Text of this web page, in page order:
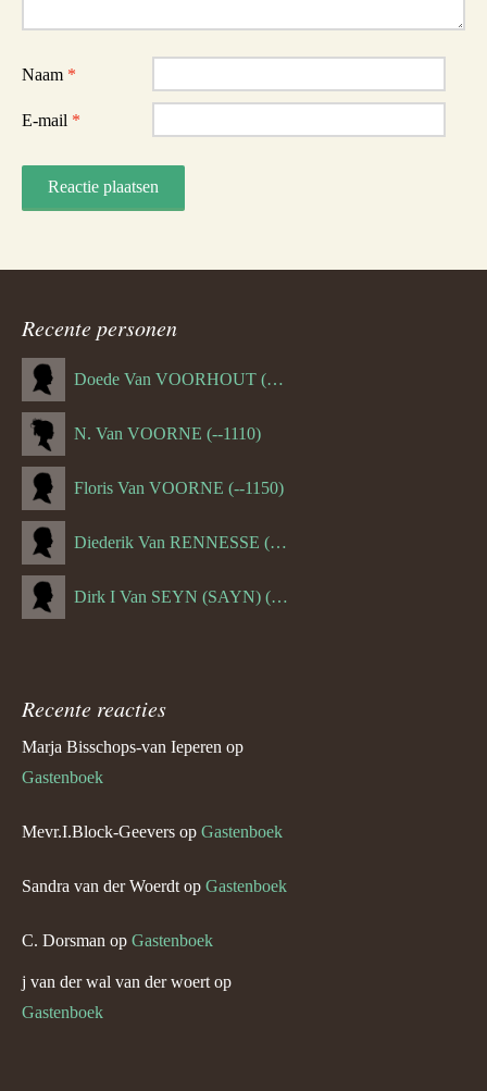
Naam *
E-mail *
Recente personen
Doede Van VOORHOUT (Van FORNEHOLT) (--1101)
N. Van VOORNE (--1110)
Floris Van VOORNE (--1150)
Diederik Van RENNESSE (--1144)
Dirk I Van SEYN (SAYN) (--1120)
Recente reacties
Marja Bisschops-van Ieperen op
Gastenboek
Mevr.I.Block-Geevers op Gastenboek
Sandra van der Woerdt op Gastenboek
C. Dorsman op Gastenboek
j van der wal van der woert op
Gastenboek